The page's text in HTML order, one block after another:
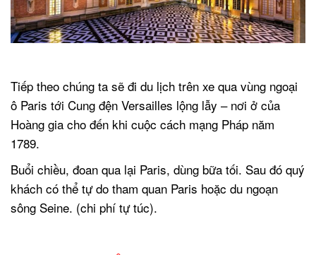
Tiếp theo chúng ta sẽ đi du lịch trên xe qua vùng ngoại
ô Paris tới Cung đện Versailles lộng lẫy – nơi ở của
Hoàng gia cho đến khi cuộc cách mạng Pháp năm
1789.
Buổi chiều, đoan qua lại Paris, dùng bữa tối. Sau đó quý
khách có thể tự do tham quan Paris hoặc du ngoạn
sông Seine. (chi phí tự túc).